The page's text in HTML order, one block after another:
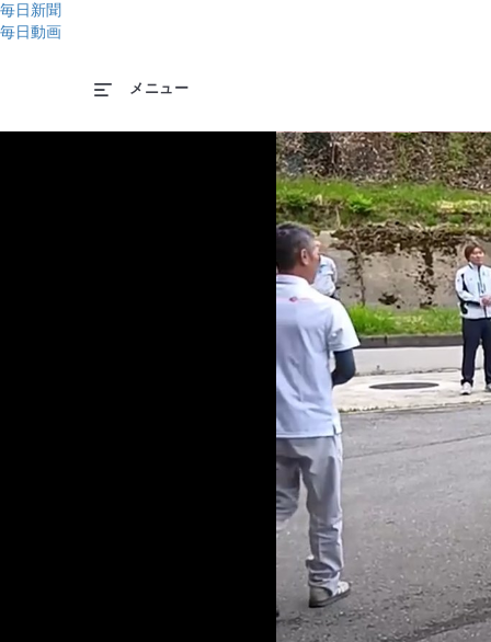
毎日新聞
毎日動画
メニュー